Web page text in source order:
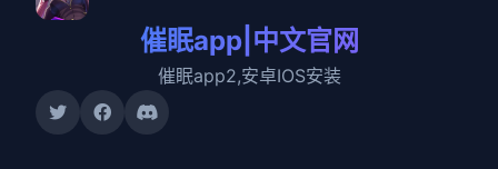
催眠app|中文官网
催眠app2,安卓IOS安装